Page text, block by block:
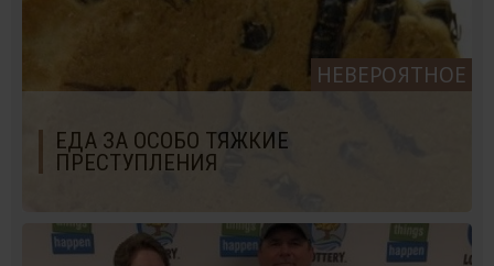
НЕВЕРОЯТНОЕ
ЕДА ЗА ОСОБО ТЯЖКИЕ
ПРЕСТУПЛЕНИЯ